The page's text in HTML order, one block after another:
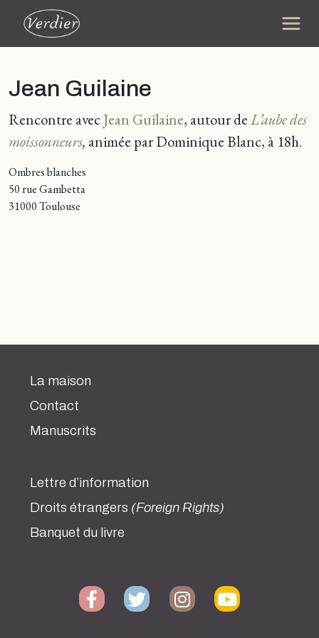
Jean Guilaine
Rencontre avecJean Guilaine, autour deL’aube des
moissonneurs, animée par Dominique Blanc, à 18h.
Ombres blanches
50 rue Gambetta
31000 Toulouse
La maison
Contact
Manuscrits
Lettre d’information
Droits étrangers (Foreign Rights)
Banquet du livre